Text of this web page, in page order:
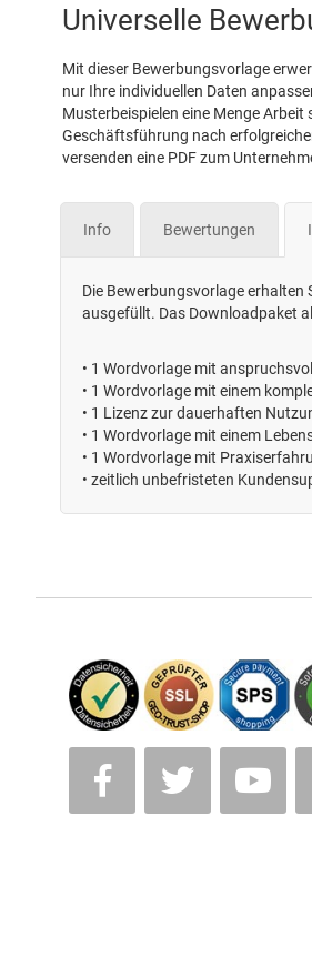
Universelle
Mit dieser Bewerbungsvorlage
nur Ihre individuellen Daten
Musterbeispielen eine Menge
Geschäftsführung nach
versenden eine PDF zum
Info Bewertungen
Die Bewerbungsvorlage erhalten
ausgefüllt. Das Downloadpaket
• 1 Wordvorlage mit
• 1 Wordvorlage mit einem
• 1 Lizenz zur dauerhaften
• 1 Wordvorlage mit einem
• 1 Wordvorlage mit
• zeitlich unbefristeten